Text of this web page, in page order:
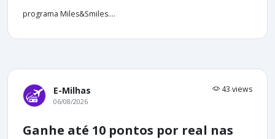
programa Miles&Smiles....
E-Milhas 43 views
06/08/2026
Ganhe até 10 pontos por real nas